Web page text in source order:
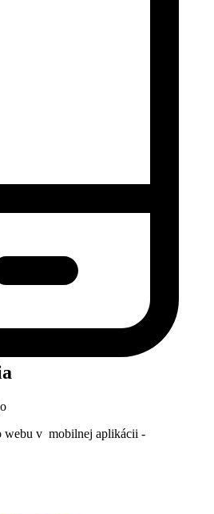
webu v mobilnej aplikácii -